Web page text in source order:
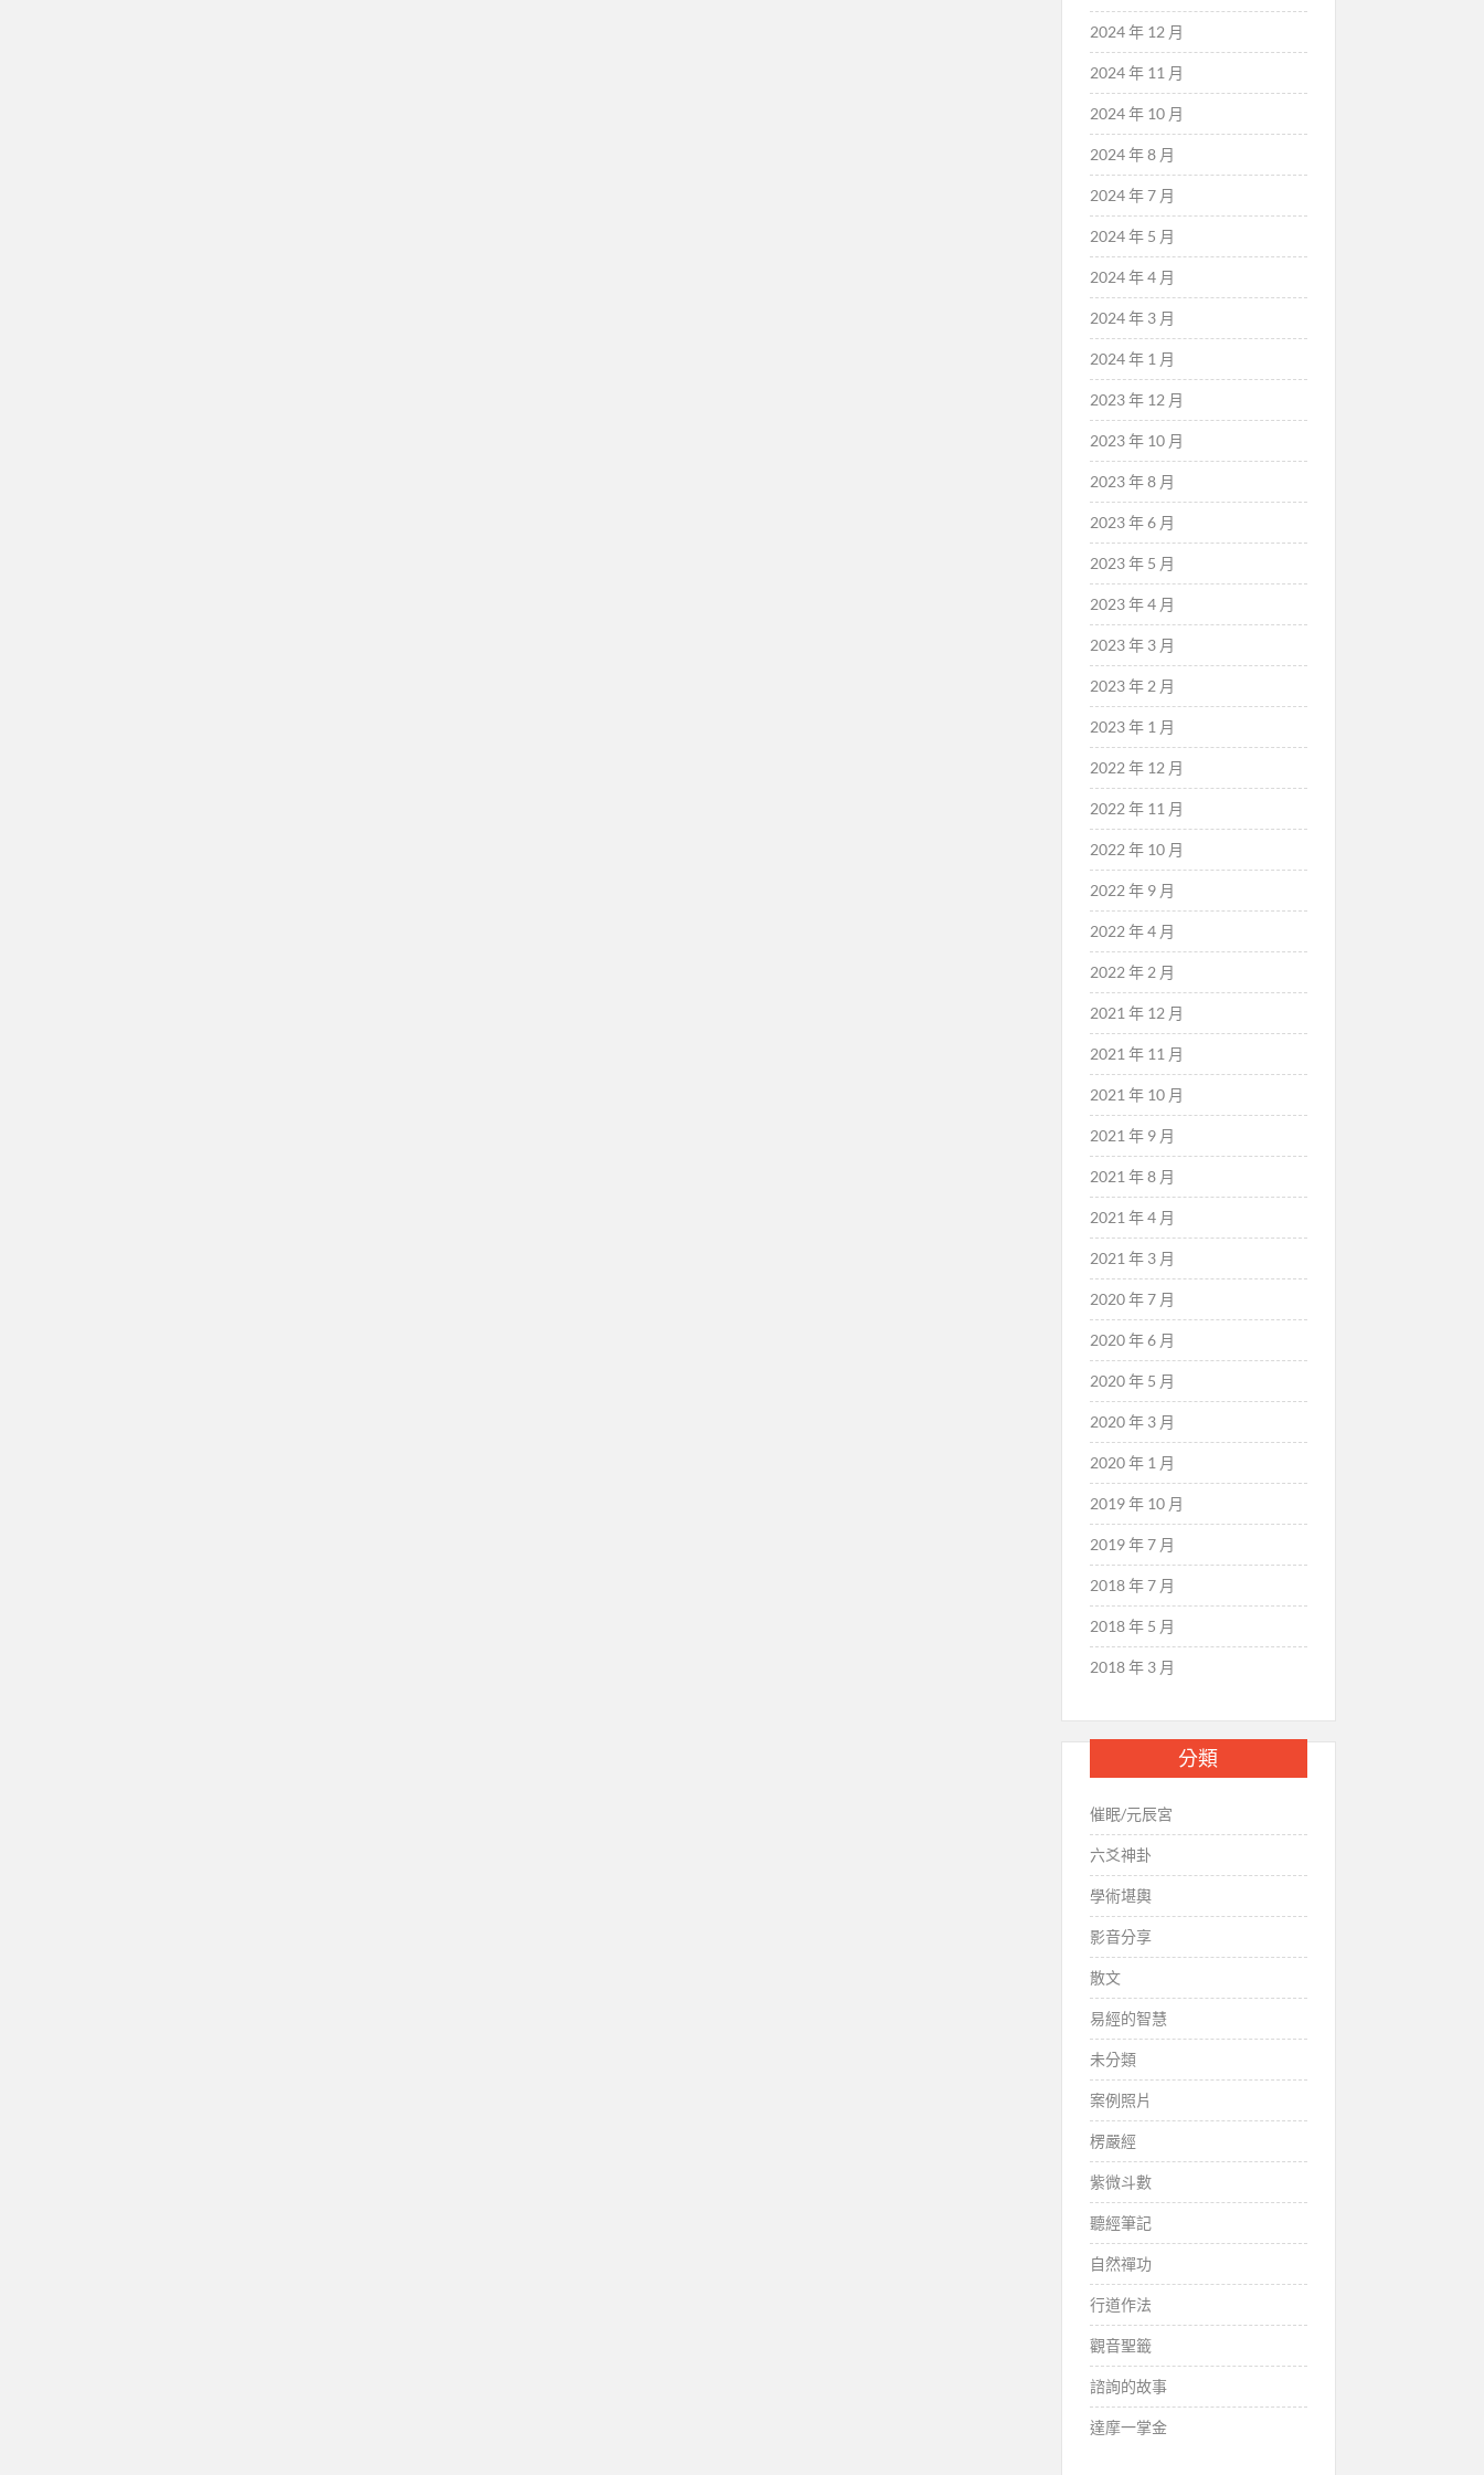
2024 年 12 月
2024 年 11 月
2024 年 10 月
2024 年 8 月
2024 年 7 月
2024 年 5 月
2024 年 4 月
2024 年 3 月
2024 年 1 月
2023 年 12 月
2023 年 10 月
2023 年 8 月
2023 年 6 月
2023 年 5 月
2023 年 4 月
2023 年 3 月
2023 年 2 月
2023 年 1 月
2022 年 12 月
2022 年 11 月
2022 年 10 月
2022 年 9 月
2022 年 4 月
2022 年 2 月
2021 年 12 月
2021 年 11 月
2021 年 10 月
2021 年 9 月
2021 年 8 月
2021 年 4 月
2021 年 3 月
2020 年 7 月
2020 年 6 月
2020 年 5 月
2020 年 3 月
2020 年 1 月
2019 年 10 月
2019 年 7 月
2018 年 7 月
2018 年 5 月
2018 年 3 月
分類
催眠/元辰宮
六爻神卦
學術堪輿
影音分享
散文
易經的智慧
未分類
案例照片
楞嚴經
紫微斗數
聽經筆記
自然禪功
行道作法
觀音聖籤
諮詢的故事
達摩一掌金